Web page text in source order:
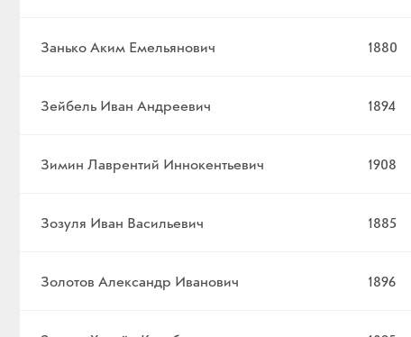
Занько Аким Емельянович 1880
Зейбель Иван Андреевич 1894
Зимин Лаврентий Иннокентьевич 1908
Зозуля Иван Васильевич 1885
Золотов Александр Иванович 1896